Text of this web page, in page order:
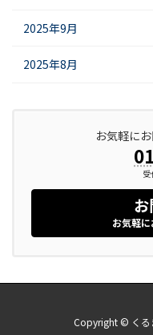
2025年9月
2025年8月
お気軽に
お気軽
Copyright © くる